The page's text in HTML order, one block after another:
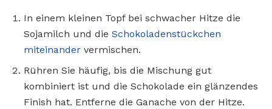
In einem kleinen Topf bei schwacher Hitze die
Sojamilch und die Schokoladenstückchen
miteinander vermischen.
Rühren Sie häufig, bis die Mischung gut
kombiniert ist und die Schokolade ein glänzendes
Finish hat. Entferne die Ganache von der Hitze.